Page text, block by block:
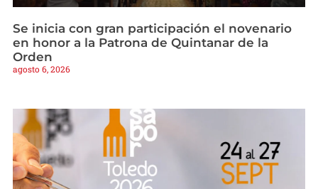
Se inicia con gran participación el novenario
en honor a la Patrona de Quintanar de la
Orden
agosto 6, 2026